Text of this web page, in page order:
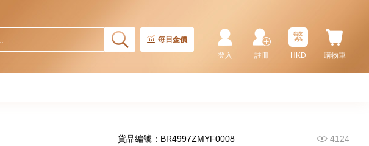
每日金價
購物車
繁
HKD
註冊
登入
貨品編號：BR4997ZMYF0008 4124
9,180.00